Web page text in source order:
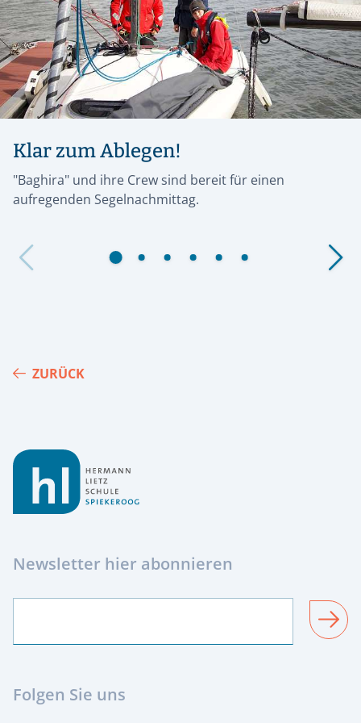
Klar zum Ablegen!
"Baghira" und ihre Crew sind bereit für einen
aufregenden Segelnachmittag.
ZURÜCK
Newsletter hier abonnieren
SENDEN
Folgen Sie uns